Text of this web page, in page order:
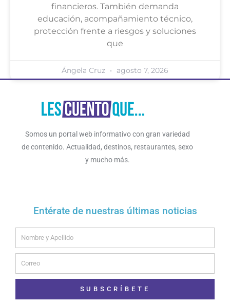
financieros. También demanda
educación, acompañamiento técnico,
protección frente a riesgos y soluciones
que
Ángela Cruz agosto 7, 2026
Somos un portal web informativo con gran variedad
de contenido. Actualidad, destinos, restaurantes, sexo
y mucho más.
Entérate de nuestras últimas noticias
SUBSCRÍBETE